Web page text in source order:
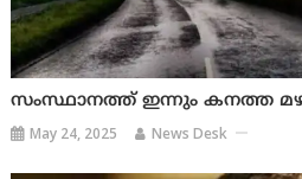
സംസ്ഥാനത്ത് ഇന്നും കനത്ത
May 24, 2025 News Desk